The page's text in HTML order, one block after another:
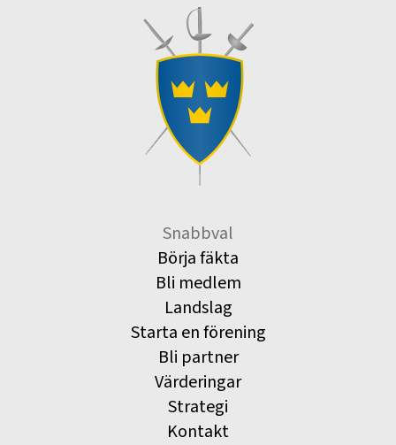
Snabbval
Börja fäkta
Bli medlem
Landslag
Starta en förening
Bli partner
Värderingar
Strategi
Kontakt